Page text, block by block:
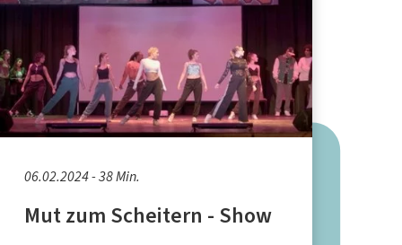
06.02.2024 - 38 Min.
Mut zum Scheitern - Show